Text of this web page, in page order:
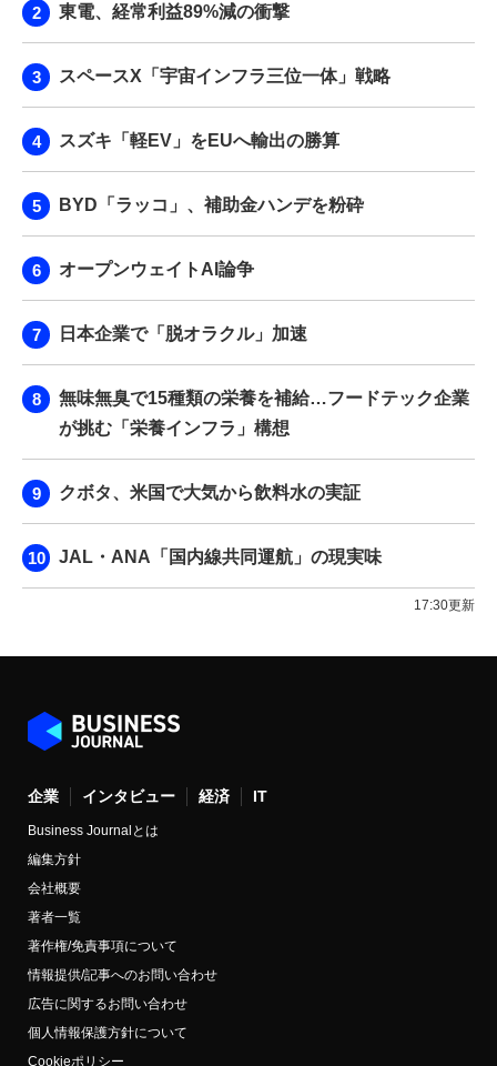
東電、経常利益89%減の衝撃
スペースX「宇宙インフラ三位一体」戦略
スズキ「軽EV」をEUへ輸出の勝算
BYD「ラッコ」、補助金ハンデを粉砕
オープンウェイトAI論争
日本企業で「脱オラクル」加速
無味無臭で15種類の栄養を補給…フードテック企業
が挑む「栄養インフラ」構想
クボタ、米国で大気から飲料水の実証
JAL・ANA「国内線共同運航」の現実味
17:30更新
企業 インタビュー 経済 IT
Business Journalとは
編集方針
会社概要
著者一覧
著作権/免責事項について
情報提供/記事へのお問い合わせ
広告に関するお問い合わせ
個人情報保護方針について
Cookieポリシー